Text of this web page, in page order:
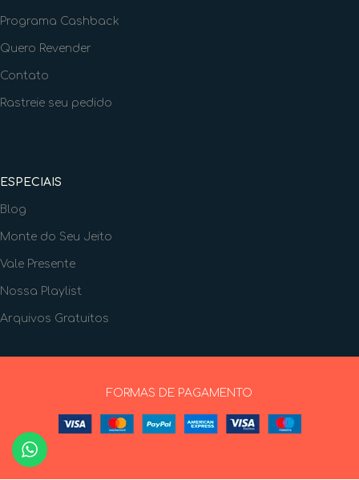
Programa Cashback
Quero Revender
Contato
Rastreie seu pedido
ESPECIAIS
Blog
Monte do Seu Jeito
Vale Presente
Nossa Playlist
Arquivos Gratuitos
FORMAS DE PAGAMENTO